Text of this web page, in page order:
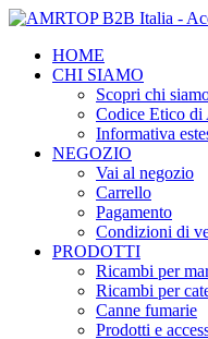
HOME
CHI SIAMO
Scopri chi
Codice Etico di
Informativa
NEGOZIO
Vai al negozio
Carrello
Pagamento
Condizioni di
PRODOTTI
Ricambi per
Ricambi per
Canne fumarie
Prodotti e